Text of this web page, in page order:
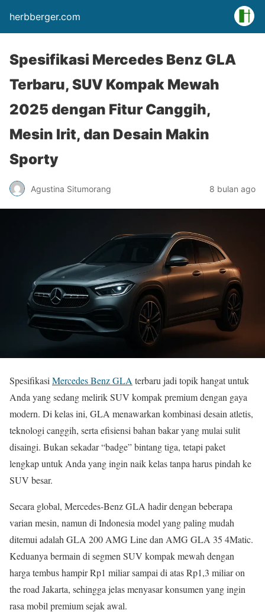
herbberger.com
Spesifikasi Mercedes Benz GLA
Terbaru, SUV Kompak Mewah
2025 dengan Fitur Canggih,
Mesin Irit, dan Desain Makin
Sporty
Agustina Situmorang 8 bulan ago
Spesifikasi Mercedes Benz GLA terbaru jadi topik hangat untuk
Anda yang sedang melirik SUV kompak premium dengan gaya
modern. Di kelas ini, GLA menawarkan kombinasi desain atletis,
teknologi canggih, serta efisiensi bahan bakar yang mulai sulit
disaingi. Bukan sekadar “badge” bintang tiga, tetapi paket
lengkap untuk Anda yang ingin naik kelas tanpa harus pindah ke
SUV besar.
Secara global, Mercedes-Benz GLA hadir dengan beberapa
varian mesin, namun di Indonesia model yang paling mudah
ditemui adalah GLA 200 AMG Line dan AMG GLA 35 4Matic.
Keduanya bermain di segmen SUV kompak mewah dengan
harga tembus hampir Rp1 miliar sampai di atas Rp1,3 miliar on
the road Jakarta, sehingga jelas menyasar konsumen yang ingin
rasa mobil premium sejak awal.